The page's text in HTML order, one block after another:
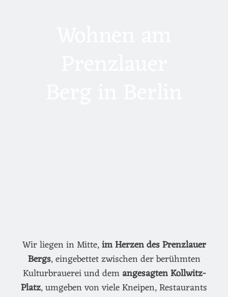
Wir liegen in Mitte,im Herzen des Prenzlauer
Bergs, eingebettet zwischen der berühmten
Kulturbrauerei und demangesagten Kollwitz-
Platz, umgeben von viele Kneipen, Restaurants